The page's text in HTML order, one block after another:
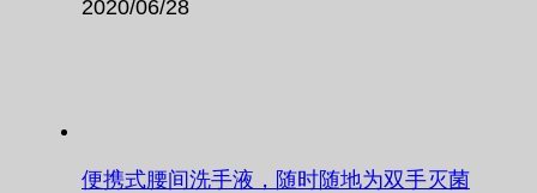
2020/06/28
便携式腰间洗手液，随时随地为双手灭菌